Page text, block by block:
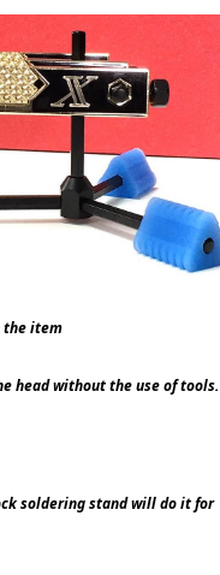
the item
head without the use of tools.
soldering stand will do it for